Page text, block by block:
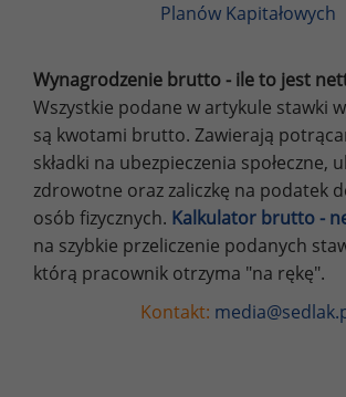
Planów Kapitałowych
Wynagrodzenie brutto - ile to jest
Wszystkie podane w artykule stawki
są kwotami brutto. Zawierają
składki na ubezpieczenia społeczne,
zdrowotne oraz zaliczkę na podatek
osób fizycznych. Kalkulator brutto -
na szybkie przeliczenie podanych
którą pracownik otrzyma "na rękę".
Kontakt: